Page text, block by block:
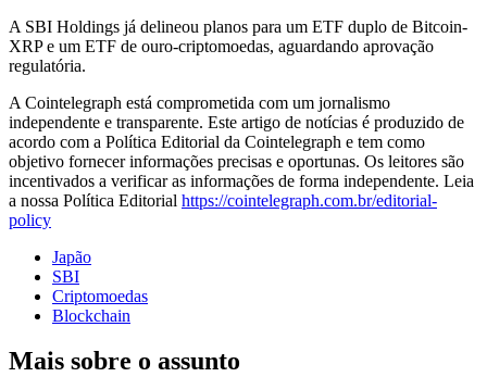
A SBI Holdings já delineou planos para um ETF duplo de Bitcoin-
XRP e um ETF de ouro-criptomoedas, aguardando aprovação
regulatória.
A Cointelegraph está comprometida com um jornalismo
independente e transparente. Este artigo de notícias é produzido de
acordo com a Política Editorial da Cointelegraph e tem como
objetivo fornecer informações precisas e oportunas. Os leitores são
incentivados a verificar as informações de forma independente. Leia
a nossa Política Editorial https://cointelegraph.com.br/editorial-
policy
Japão
SBI
Criptomoedas
Blockchain
Mais sobre o assunto